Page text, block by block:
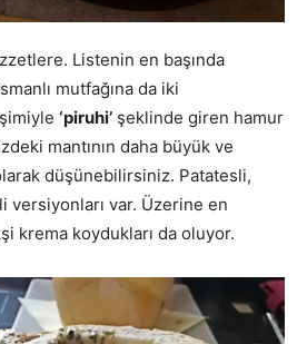
Listenin en başında
mutfağına da iki
‘piruhi’ şeklinde giren hamur
mantının daha büyük ve
düşünebilirsiniz. Patatesli,
versiyonları var. Üzerine en
krema koydukları da oluyor.